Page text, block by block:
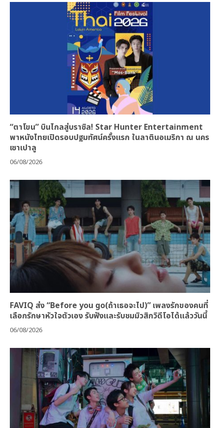
“ตาโขน” บินไกลสู่บราซิล! Star Hunter Entertainment
พาหนังไทยเปิดรอบปฐมทัศน์ครั้งแรก ในลาตินอเมริกา ณ นคร
เซาเปาลู
06/08/2026
FAVIQ ส่ง “Before you go(ถ้าเธอจะไป)” เพลงรักของคนที่
เลือกรักษาหัวใจตัวเอง รับฟังและรับชมมิวสิกวิดีโอได้แล้ววันนี้
06/08/2026